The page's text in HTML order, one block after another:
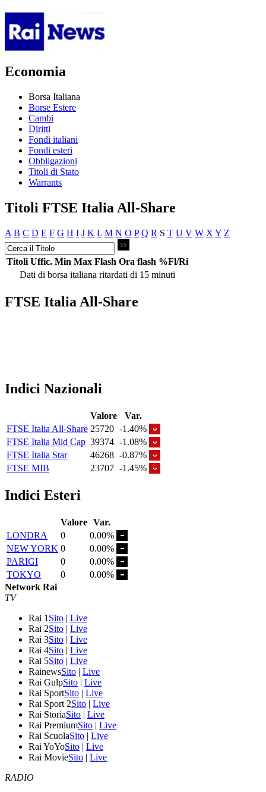
Economia
Borsa Italiana
Borse Estere
Cambi
Diritti
Fondi italiani
Fondi esteri
Obbligazioni
Titoli di Stato
Warrants
Titoli FTSE Italia All-Share
A B C D E F G H I J K L M N O P Q R S T U V W X Y Z
Titoli Uffic. Min Max Flash Ora flash %Fl/Ri
Dati di borsa italiana ritardati di 15 minuti
FTSE Italia All-Share
Indici Nazionali
Valore
Var.
FTSE Italia All-Share 25720 -1.40%
FTSE Italia Mid Cap 39374 -1.08%
FTSE Italia Star
46268 -0.87%
FTSE MIB
23707 -1.45%
Indici Esteri
Valore Var.
LONDRA
0
0.00%
NEW YORK 0
0.00%
PARIGI
0
0.00%
TOKYO
0
0.00%
Network Rai
TV
Rai 1 Sito | Live
Rai 2Sito | Live
Rai 3Sito | Live
Rai 4Sito | Live
Rai 5Sito | Live
RainewsSito | Live
Rai GulpSito | Live
Rai SportSito | Live
Rai Sport 2Sito | Live
Rai StoriaSito | Live
Rai PremiumSito | Live
Rai ScuolaSito | Live
Rai YoYoSito | Live
Rai MovieSito | Live
RADIO